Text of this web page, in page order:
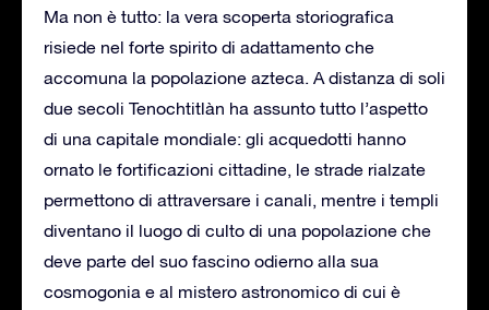
Ma non è tutto: la vera scoperta storiografica
risiede nel forte spirito di adattamento che
accomuna la popolazione azteca. A distanza di soli
due secoli Tenochtitlàn ha assunto tutto l’aspetto
di una capitale mondiale: gli acquedotti hanno
ornato le fortificazioni cittadine, le strade rialzate
permettono di attraversare i canali, mentre i templi
diventano il luogo di culto di una popolazione che
deve parte del suo fascino odierno alla sua
cosmogonia e al mistero astronomico di cui è